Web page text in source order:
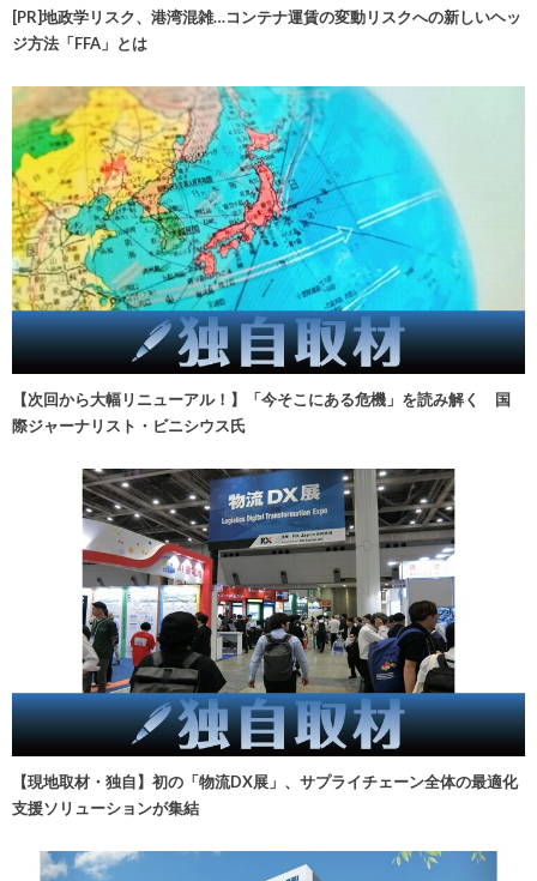
[PR]地政学リスク、港湾混雑…コンテナ運賃の変動リスクへの新しいヘッ
ジ方法「FFA」とは
【次回から大幅リニューアル！】「今そこにある危機」を読み解く 国
際ジャーナリスト・ビニシウス氏
【現地取材・独自】初の「物流DX展」、サプライチェーン全体の最適化
支援ソリューションが集結